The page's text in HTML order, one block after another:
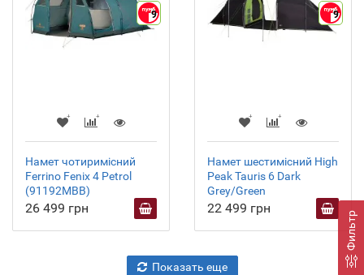
Фильтр
9
Намет чотиримісний
Ferrino Fenix 4 Petrol
(91192MBB)
26 499 грн
9
Намет шестимісний High
Peak Tauris 6 Dark
Grey/Green
22 499 грн
Показать еще